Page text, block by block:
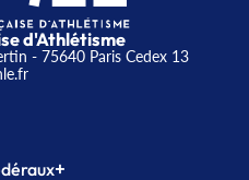
d'Athlétisme
- 75640 Paris Cedex 13
+